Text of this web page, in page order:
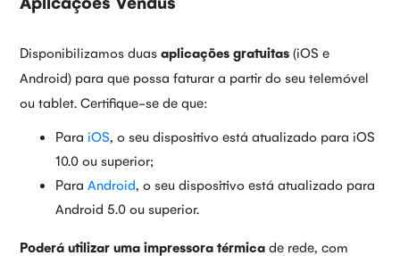
Disponibilizamos duasaplicações gratuitas(iOS e
Android) para que possa faturar a partir do seu telemóvel
ou tablet. Certifique-se de que:
Para iOS, o seu dispositivo está atualizado para iOS
10.0 ou superior;
ParaAndroid, o seu dispositivo está atualizado para
Android 5.0 ou superior.
Poderá utilizar uma impressora térmica de rede, com